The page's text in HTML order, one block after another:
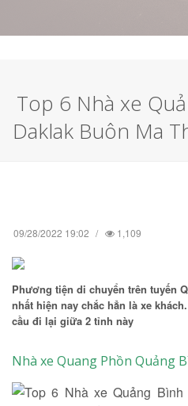
Tìm
Top 6 Nhà xe
Daklak Buôn Ma
09/28/2022 19:02 1,109
Phương tiện di chuyển trên tuyến
nhất hiện nay chắc hẳn là xe
cầu đi lại giữa 2 tỉnh này
Nhà xe Quang Phồn Quảng